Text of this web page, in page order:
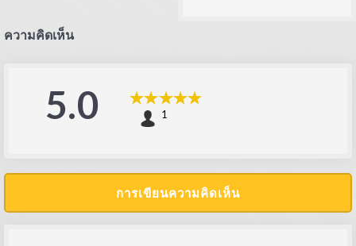
ความคิดเห็น
5.0 1
การเขียนความคิดเห็น